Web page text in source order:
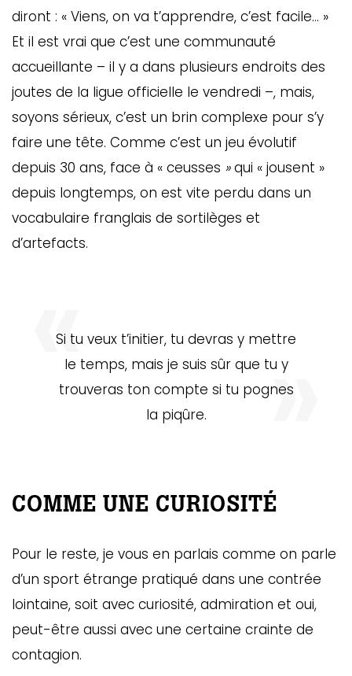
diront : « Viens, on va t’apprendre, c’est facile… »
Et il est vrai que c’est une communauté
accueillante – il y a dans plusieurs endroits des
joutes de la ligue officielle le vendredi –, mais,
soyons sérieux, c’est un brin complexe pour s’y
faire une tête. Comme c’est un jeu évolutif
depuis 30 ans, face à « ceusses »qui « jousent »
depuis longtemps, on est vite perdu dans un
vocabulaire franglais de sortilèges et
d’artefacts.
Si tu veux t’initier, tu devras y mettre
le temps, mais je suis sûr que tu y
trouveras ton compte si tu pognes
la piqûre.
COMME UNE CURIOSITÉ
Pour le reste, je vous en parlais comme on parle
d’un sport étrange pratiqué dans une contrée
lointaine, soit avec curiosité, admiration et oui,
peut-être aussi avec une certaine crainte de
contagion.